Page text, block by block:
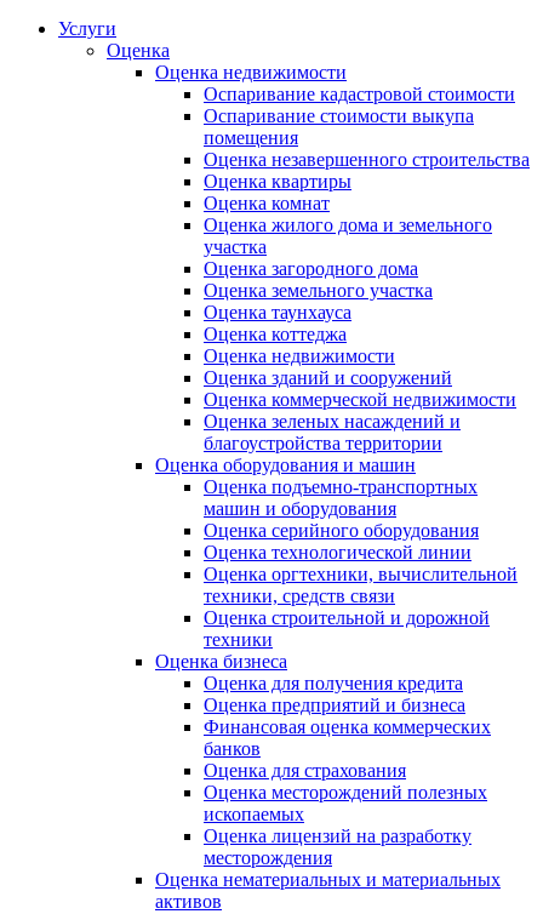
Услуги
Оценка
Оценка недвижимости
Оспаривание кадастровой стоимости
Оспаривание стоимости выкупа
помещения
Оценка незавершенного строительства
Оценка квартиры
Оценка комнат
Оценка жилого дома и земельного
участка
Оценка загородного дома
Оценка земельного участка
Оценка таунхауса
Оценка коттеджа
Оценка недвижимости
Оценка зданий и сооружений
Оценка коммерческой недвижимости
Оценка зеленых насаждений и
благоустройства территории
Оценка оборудования и машин
Оценка подъемно-транспортных
машин и оборудования
Оценка серийного оборудования
Оценка технологической линии
Оценка оргтехники, вычислительной
техники, средств связи
Оценка строительной и дорожной
техники
Оценка бизнеса
Оценка для получения кредита
Оценка предприятий и бизнеса
Финансовая оценка коммерческих
банков
Оценка для страхования
Оценка месторождений полезных
ископаемых
Оценка лицензий на разработку
месторождения
Оценка нематериальных и материальных
активов